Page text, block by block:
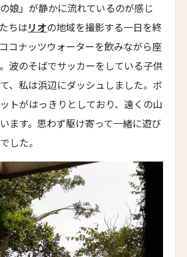
テル・ゴルフ・パノラマ
Panorama
ルビュー
マーニャ・サン・モリッツ
ST MORITZ
トホテル
・グリンデルワルト・アルパイン・
ート
ALPINE DESIGN RESORT
・ホテル
娘」が静かに流れているのが感じ
ちはリオの地域を撮影する一日を終
コナッツウォーターを飲みながら座
波のそばでサッカーをしている子供
、私は浜辺にダッシュしました。ボ
トがはっきりとしており、遠くの山
ます。思わず駆け寄って一緒に遊び
した。